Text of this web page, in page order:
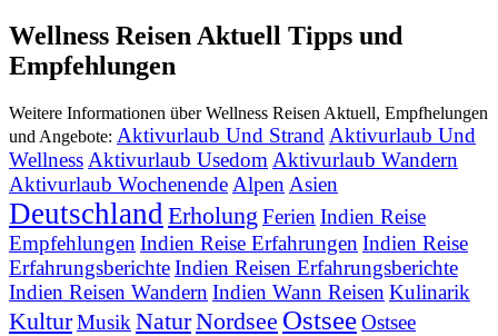
Wellness Reisen Aktuell Tipps und
Empfehlungen
Weitere Informationen über Wellness Reisen Aktuell, Empfhelungen
und Angebote: Aktivurlaub Und Strand Aktivurlaub Und
Wellness Aktivurlaub Usedom Aktivurlaub Wandern
Aktivurlaub Wochenende Alpen Asien
DeutschlandErholung Ferien Indien Reise
Empfehlungen Indien Reise Erfahrungen Indien Reise
ErfahrungsberichteIndien Reisen Erfahrungsberichte
Indien Reisen Wandern Indien Wann Reisen Kulinarik
KulturMusik NaturNordsee OstseeOstsee